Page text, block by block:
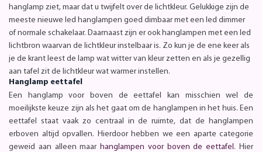
hanglamp ziet, maar dat u twijfelt over de lichtkleur. Gelukkige zijn de
meeste nieuwe led hanglampen goed dimbaar met een led dimmer
of normale schakelaar. Daarnaast zijn er ook hanglampen met een led
lichtbron waarvan de lichtkleur instelbaar is. Zo kun je de ene keer als
je de krant leest de lamp wat witter van kleur zetten en als je gezellig
aan tafel zit de lichtkleur wat warmer instellen.
Hanglamp eettafel
Een hanglamp voor boven de eettafel kan misschien wel de
moeilijkste keuze zijn als het gaat om de hanglampen in het huis. Een
eettafel staat vaak zo centraal in de ruimte, dat de hanglampen
erboven altijd opvallen. Hierdoor hebben we een aparte categorie
geweid aan alleen maar hanglampen voor boven de eettafel . Hier